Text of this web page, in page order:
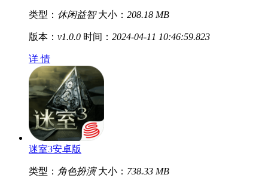
类型： 休闲益智 大小： 208.18 MB
版本： v1.0.0 时间： 2024-04-11 10:46:59.823
详 情
迷室3安卓版
类型： 角色扮演 大小： 738.33 MB